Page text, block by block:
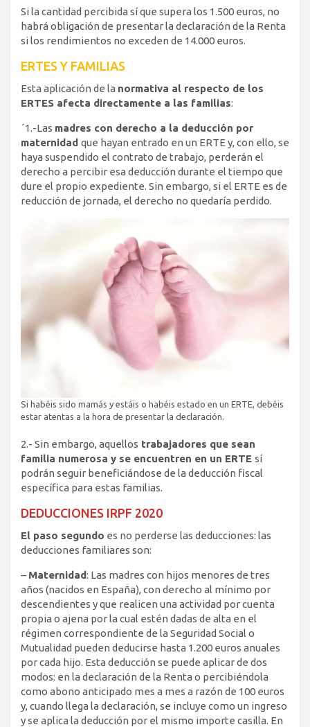
Si la cantidad percibida sí que supera los 1.500 euros, no
habrá obligación de presentar la declaración de la Renta
si los rendimientos no exceden de 14.000 euros.
ERTES Y FAMILIAS
Esta aplicación de la normativa al respecto de los
ERTES afecta directamente a las familias:
´1.-Las madres con derecho a la deducción por
maternidad que hayan entrado en un ERTE y, con ello, se
haya suspendido el contrato de trabajo, perderán el
derecho a percibir esa deducción durante el tiempo que
dure el propio expediente. Sin embargo, si el ERTE es de
reducción de jornada, el derecho no quedaría perdido.
Si habéis sido mamás y estáis o habéis estado en un ERTE, debéis
estar atentas a la hora de presentar la declaración.
2.- Sin embargo, aquellos trabajadores que sean
familia numerosa y se encuentren en un ERTE sí
podrán seguir beneficiándose de la deducción fiscal
específica para estas familias.
DEDUCCIONES IRPF 2020
El paso segundo es no perderse las deducciones: las
deducciones familiares son:
– Maternidad: Las madres con hijos menores de tres
años (nacidos en España), con derecho al mínimo por
descendientes y que realicen una actividad por cuenta
propia o ajena por la cual estén dadas de alta en el
régimen correspondiente de la Seguridad Social o
Mutualidad pueden deducirse hasta 1.200 euros anuales
por cada hijo. Esta deducción se puede aplicar de dos
modos: en la declaración de la Renta o percibiéndola
como abono anticipado mes a mes a razón de 100 euros
y, cuando llega la declaración, se incluye como un ingreso
y se aplica la deducción por el mismo importe casilla. En